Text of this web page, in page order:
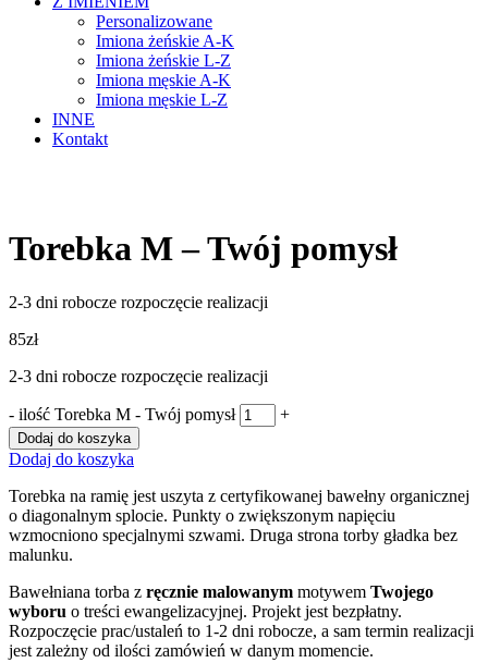
Personalizowane
Imiona żeńskie A-K
Imiona żeńskie L-Z
Imiona męskie A-K
Imiona męskie L-Z
INNE
Kontakt
Torebka M – Twój pomysł
2-3 dni robocze rozpoczęcie realizacji
85zł
2-3 dni robocze rozpoczęcie realizacji
- ilość Torebka M - Twój pomysł +
Dodaj do koszyka
Dodaj do koszyka
Torebka na ramię jest uszyta z certyfikowanej bawełny organicznej
o diagonalnym splocie. Punkty o zwiększonym napięciu
wzmocniono specjalnymi szwami. Druga strona torby gładka bez
malunku.
Bawełniana torba z ręcznie malowanym motywem Twojego
wyboru o treści ewangelizacyjnej. Projekt jest bezpłatny.
Rozpoczęcie prac/ustaleń to 1-2 dni robocze, a sam termin realizacji
jest zależny od ilości zamówień w danym momencie.